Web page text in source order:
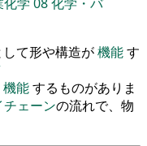
して形や構造が機能す
機能するものがありま
ェーンの流れで、物